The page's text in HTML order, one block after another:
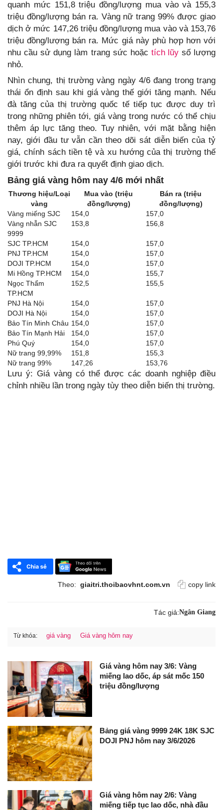
quanh mức 151,8 triệu đồng/lượng mua vào và 155,3
triệu đồng/lượng bán ra. Vàng nữ trang 99% được giao
dịch ở mức 147,26 triệu đồng/lượng mua vào và 153,76
triệu đồng/lượng bán ra. Mức giá này phù hợp hơn với
nhu cầu sử dụng làm trang sức hoặc tích lũysố lượng
nhỏ.
Nhìn chung, thị trường vàng ngày 4/6 đang trong trạng
thái ổn định sau khi giá vàng thế giới tăng mạnh. Nếu
đà tăng của thị trường quốc tế tiếp tục được duy trì
trong những phiên tới, giá vàng trong nước có thể chịu
thêm áp lực tăng theo. Tuy nhiên, với mặt bằng hiện
nay, giới đầu tư vẫn cần theo dõi sát diễn biến của tỷ
giá, chính sách tiền tệ và xu hướng của thị trường thế
giới trước khi đưa ra quyết định giao dịch.
Bảng giá vàng hôm nay 4/6 mới nhất
Thương hiệu/Loại
vàng
Mua vào (triệu
đồng/lượng)
Bán ra (triệu
đồng/lượng)
Vàng miếng SJC
154,0
157,0
Vàng nhẫn SJC
9999
153,8 156,8
SJC TP.HCM 154,0
157,0
PNJ TP.HCM
154,0
157,0
DOJI TP.HCM
154,0
157,0
Mi Hồng TP.HCM
154,0
155,7
Ngọc Thẩm
TP.HCM
152,5 155,5
PNJ Hà Nội 154,0
157,0
DOJI Hà Nội
154,0
157,0
Bảo Tín Minh Châu 154,0
157,0
Bảo Tín Mạnh Hải
154,0
157,0
Phú Quý
154,0
157,0
Nữ trang 99,99%
151,8
155,3
Nữ trang 99%
147,26 153,76
Lưu ý: Giá vàng có thể được các doanh nghiệp điều
chỉnh nhiều lần trong ngày tùy theo diễn biến thị trường.
Theo: giaitri.thoibaovhnt.com.vn copy link
Tác giả:Ngân Giang
Từ khóa: giá vàng Giá vàng hôm nay
Giá vàng hôm nay 3/6: Vàng
miếng lao dốc, áp sát mốc 150
triệu đồng/lượng
Bảng giá vàng 9999 24K 18K SJC
DOJI PNJ hôm nay 3/6/2026
Giá vàng hôm nay 2/6: Vàng
miếng tiếp tục lao dốc, nhà đầu